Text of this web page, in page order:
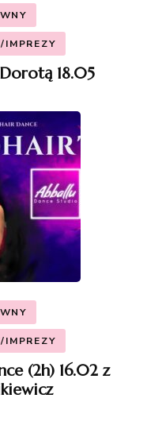
IMPREZY
18.05
IMPREZY
(2h) 16.02 z